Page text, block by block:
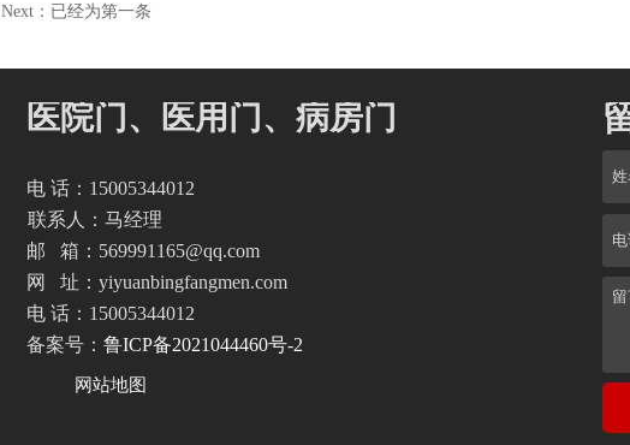
Next：已经为第一条
医院门、医用门、病房门
电 话：15005344012
联系人：马经理
邮 箱：569991165@qq.com
网 址： yiyuanbingfangmen.com
电 话：15005344012
备案号： 鲁ICP备2021044460号-2
网站地图